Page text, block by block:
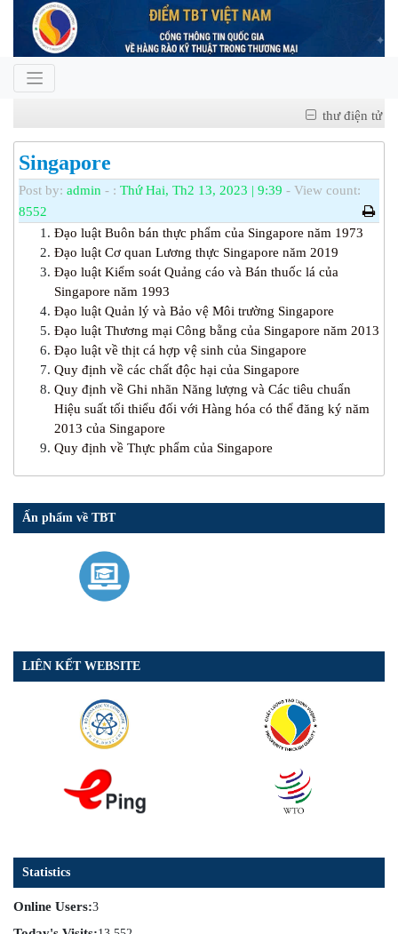
thư điện tử
Singapore
Post by: admin - : Thứ Hai, Th2 13, 2023 | 9:39 - View count:
8552
Đạo luật Buôn bán thực phẩm của Singapore năm 1973
Đạo luật Cơ quan Lương thực Singapore năm 2019
Đạo luật Kiểm soát Quảng cáo và Bán thuốc lá của
Singapore năm 1993
Đạo luật Quản lý và Bảo vệ Môi trường Singapore
Đạo luật Thương mại Công bằng của Singapore năm 2013
Đạo luật về thịt cá hợp vệ sinh của Singapore
Quy định về các chất độc hại của Singapore
Quy định về Ghi nhãn Năng lượng và Các tiêu chuẩn
Hiệu suất tối thiểu đối với Hàng hóa có thể đăng ký năm
2013 của Singapore
Quy định về Thực phẩm của Singapore
Ấn phẩm về TBT
LIÊN KẾT WEBSITE
Statistics
Online Users:3